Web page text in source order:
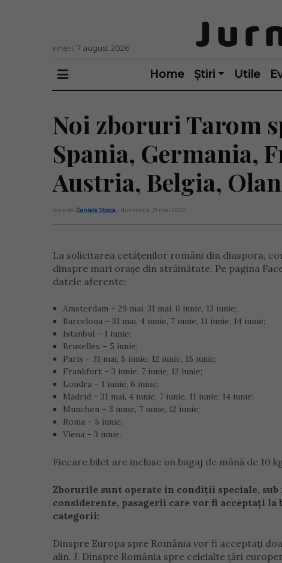
vineri, 7 august 2026
Home Știri Utile
Noi zboruri Tarom
Spania, Germania,
Austria, Belgia,
Scris de: Daniela Stoica - duminică, 31 mai 2020
La solicitarea cetățenilor români din diaspora,
dinspre mari orașe din străinătate. Pe pagina
datele aferente:
Amsterdam – 29 mai, 31 mai, 6 iunie, 13 iunie;
Barcelona – 31 mai, 4 iunie, 7 iunie, 11 iunie, 14 iunie;
Istanbul – 1 iunie;
Bruxelles – 5 iunie;
Paris – 31 mai, 5 iunie, 12 iunie, 15 iunie;
Frankfurt – 3 iunie, 7 iunie, 12 iunie;
Londra – 1 iunie, 6 iunie;
Madrid – 31 mai, 4 iunie, 7 iunie, 11 iunie, 14 iunie;
Munchen – 3 iunie, 7 iunie, 12 iunie;
Roma – 5 iunie;
Viena – 3 iunie.
Fiecare bilet are incluse un bagaj de mână de 10
Zborurile sunt operate în condiții speciale, sub
considerente, pasagerii care vor fi acceptați
categorii:
Dinspre Europa spre România vor fi acceptați
alin. J. Dinspre România spre celelalte țări